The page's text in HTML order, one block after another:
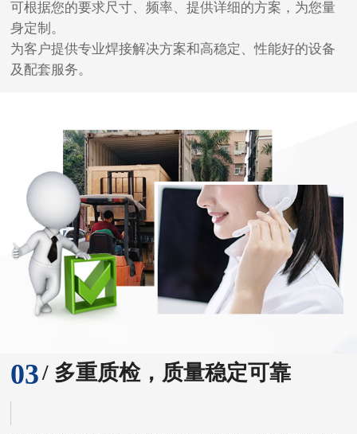
可根据您的要求尺寸、频率、提供详细的方案，为您量
身定制。
为客户提供专业焊接解决方案和高稳定、性能好的设备
及配套服务。
03/ 多重质检，质量稳定可靠